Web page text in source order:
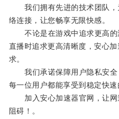
我们拥有先进的技术团队，
络连接，让您畅享无限快感。
不论是在游戏中追求更高的
直播时追求更高清晰度，安心
求。
我们承诺保障用户隐私安全
每一位用户都能享受到稳定快速
加入安心加速器官网，让网
阻碍！。